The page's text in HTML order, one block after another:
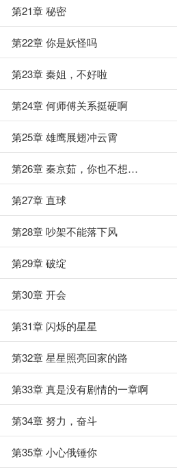
第21章 秘密
第22章 你是妖怪吗
第23章 秦姐，不好啦
第24章 何师傅关系挺硬啊
第25章 雄鹰展翅冲云霄
第26章 秦京茹，你也不想…
第27章 直球
第28章 吵架不能落下风
第29章 破绽
第30章 开会
第31章 闪烁的星星
第32章 星星照亮回家的路
第33章 真是没有剧情的一章啊
第34章 努力，奋斗
第35章 小心俄锤你